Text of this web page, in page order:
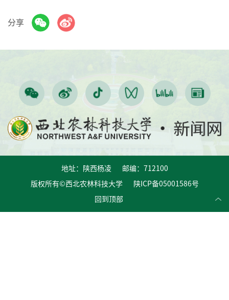
分享
地址：陕西杨凌 邮编：712100
版权所有©西北农林科技大学 陕ICP备05001586号
回到顶部